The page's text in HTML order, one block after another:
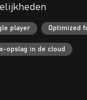
player Optimized
opslag in de cloud